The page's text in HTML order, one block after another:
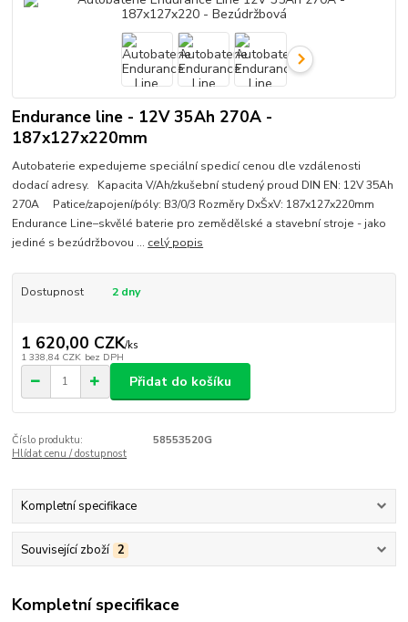
Endurance line - 12V 35Ah 270A -
187x127x220mm
Autobaterie expedujeme speciální spedicí cenou dle vzdálenosti
dodací adresy. Kapacita V/Ah/zkušební studený proud DIN EN: 12V 35Ah
270A Patice/zapojení/póly: B3/0/3 Rozměry DxŠxV: 187x127x220mm
Endurance Line–skvělé baterie pro zemědělské a stavební stroje - jako
jediné s bezúdržbovou ... celý popis
Dostupnost 2 dny
1 620,00 CZK/ks
1 338,84 CZK bez DPH
Přidat do košíku
Číslo produktu:
58553520G
Hlídat cenu / dostupnost
Kompletní specifikace
Související zboží 2
Kompletní specifikace